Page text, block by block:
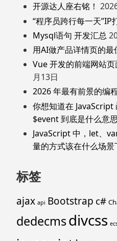
开源达人座右铭！
“程序员跨行每一天”IP
Mysql语句 开发汇总
用AI做产品详情页的最
Vue 开发的前端网站页
月13日
2026 年最有前景的编
你想知道在 JavaScript
$event 到底是什么意思
JavaScript 中，let、
量的方式该在什么场景
标签
ajax api Bootstrap c#
dedecmsdivcss